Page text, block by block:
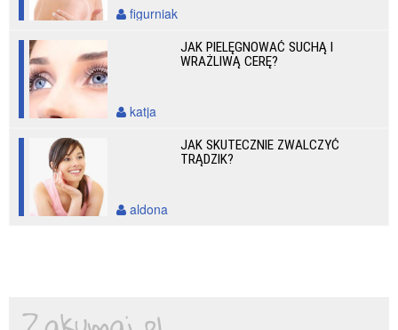
figurniak
JAK PIELĘGNOWAĆ SUCHĄ I
WRAŻLIWĄ CERĘ?
katja
JAK SKUTECZNIE ZWALCZYĆ
TRĄDZIK?
aldona